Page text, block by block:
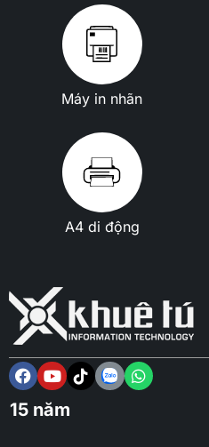
Máy in nhãn
A4 di động
15 năm